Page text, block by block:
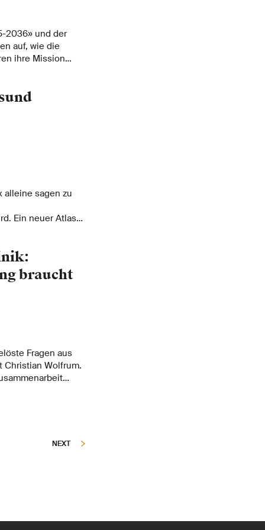
2036» und der
auf, wie die
ihre Mission
alleine sagen zu
Ein neuer Atlas
nicht.
braucht
Fragen aus
Christian Wolfrum.
NEXT